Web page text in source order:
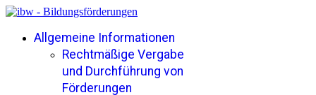
Allgemeine Informationen
Rechtmäßige Vergabe
und Durchführung von
Förderungen